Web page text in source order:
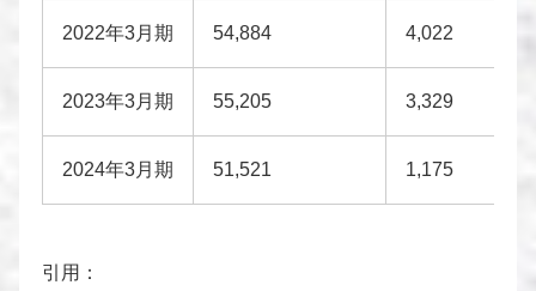
2022年3月期 54,884 4,022
2023年3月期 55,205 3,329
2024年3月期 51,521 1,175
引用：